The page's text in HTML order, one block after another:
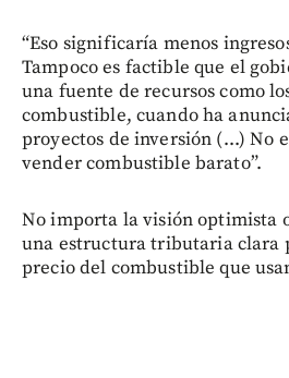
“Eso significaría menos
Tampoco es factible que el
una fuente de recursos como
combustible, cuando ha
proyectos de inversión (...) No
vender combustible barato”.
No importa la visión optimista
una estructura tributaria clara
precio del combustible que